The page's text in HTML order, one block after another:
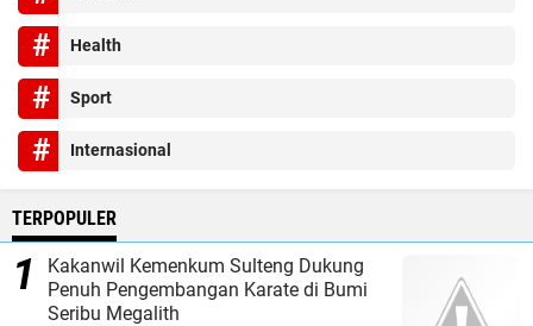
Health
Sport
Internasional
TERPOPULER
Kakanwil Kemenkum Sulteng Dukung
Penuh Pengembangan Karate di Bumi
Seribu Megalith